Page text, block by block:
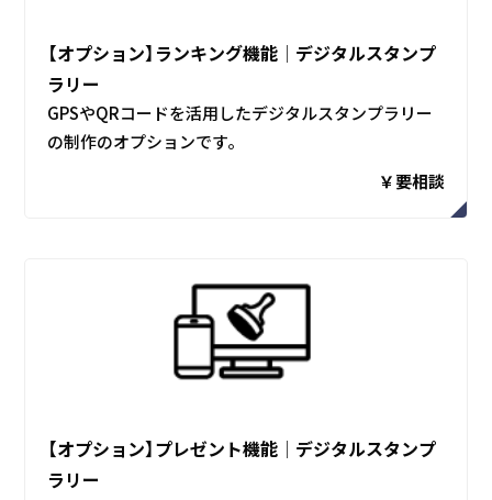
【オプション】ランキング機能│デジタルスタンプ
ラリー
GPSやQRコードを活用したデジタルスタンプラリー
の制作のオプションです。
￥要相談
【オプション】プレゼント機能│デジタルスタンプ
ラリー